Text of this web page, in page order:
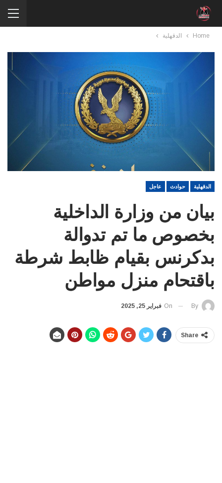
Home الدقهلية
الدقهلية حوادث عاجل
بيان من وزارة الداخلية
بخصوص ما تم تدوالة
بدكرنس بقيام ظابط شرطة
باقتحام منزل مواطن
By
On فبراير 25, 2025
Share